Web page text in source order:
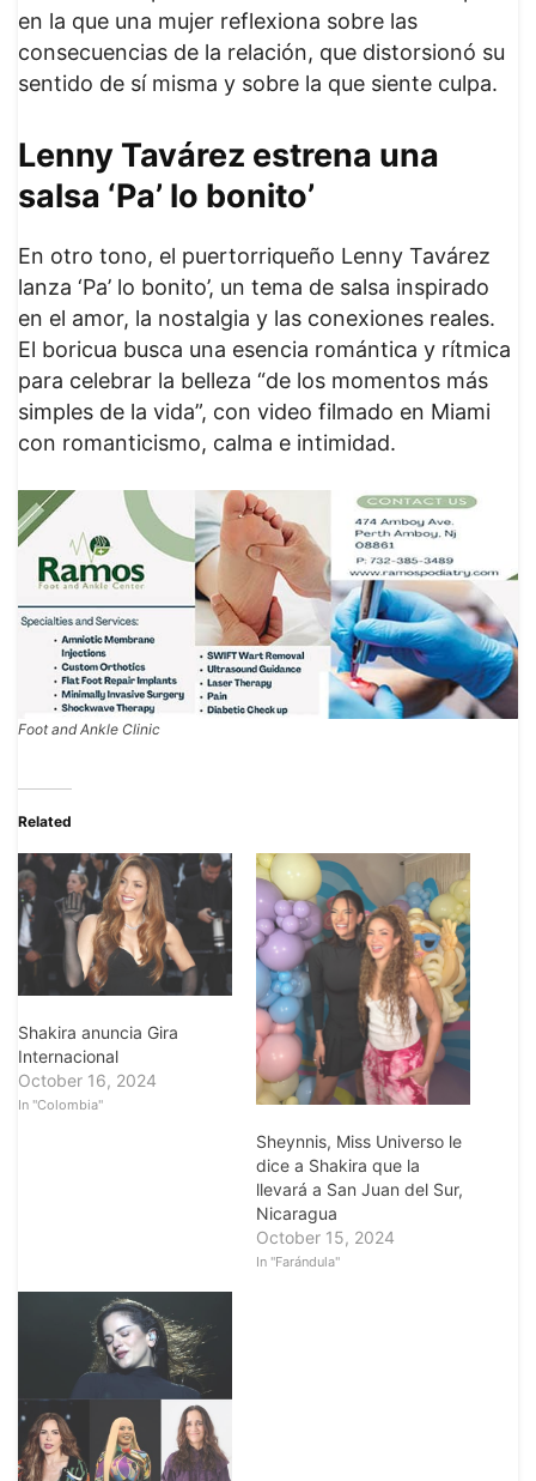
en la que una mujer reflexiona sobre las
consecuencias de la relación, que distorsionó su
sentido de sí misma y sobre la que siente culpa.
Lenny Tavárez estrena una
salsa ‘Pa’ lo bonito’
En otro tono, el puertorriqueño Lenny Tavárez
lanza ‘Pa’ lo bonito’, un tema de salsa inspirado
en el amor, la nostalgia y las conexiones reales.
El boricua busca una esencia romántica y rítmica
para celebrar la belleza “de los momentos más
simples de la vida”, con video filmado en Miami
con romanticismo, calma e intimidad.
Foot and Ankle Clinic
Related
Shakira anuncia Gira
Internacional
October 16, 2024
In "Colombia"
Sheynnis, Miss Universo le
dice a Shakira que la
llevará a San Juan del Sur,
Nicaragua
October 15, 2024
In "Farándula"